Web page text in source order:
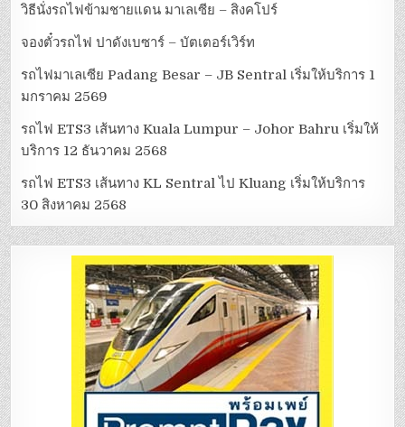
วิธีนั่งรถไฟข้ามชายแดน มาเลเซีย – สิงคโปร์
จองตั๋วรถไฟ ปาดังเบซาร์ – บัตเตอร์เวิร์ท
รถไฟมาเลเซีย Padang Besar – JB Sentral เริ่มให้บริการ 1
มกราคม 2569
รถไฟ ETS3 เส้นทาง Kuala Lumpur – Johor Bahru เริ่มให้
บริการ 12 ธันวาคม 2568
รถไฟ ETS3 เส้นทาง KL Sentral ไป Kluang เริ่มให้บริการ
30 สิงหาคม 2568